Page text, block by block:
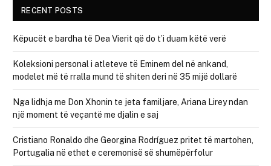
RECENT POSTS
Këpucët e bardha të Dea Vierit që do t’i duam këtë verë
Koleksioni personal i atleteve të Eminem del në ankand,
modelet më të rralla mund të shiten deri në 35 mijë dollarë
Nga lidhja me Don Xhonin te jeta familjare, Ariana Lirey ndan
një moment të veçantë me djalin e saj
Cristiano Ronaldo dhe Georgina Rodríguez pritet të martohen,
Portugalia në ethet e ceremonisë së shumëpërfolur